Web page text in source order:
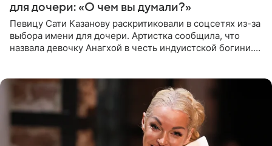
для дочери: «О чем вы думали?»
Певицу Сати Казанову раскритиковали в соцсетях из-за
выбора имени для дочери. Артистка сообщила, что
назвала девочку Анагхой в честь индуистской богини.